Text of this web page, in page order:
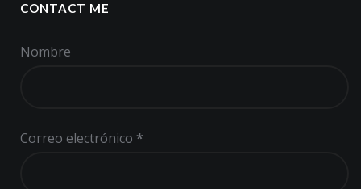
CONTACT ME
Nombre
Correo electrónico *